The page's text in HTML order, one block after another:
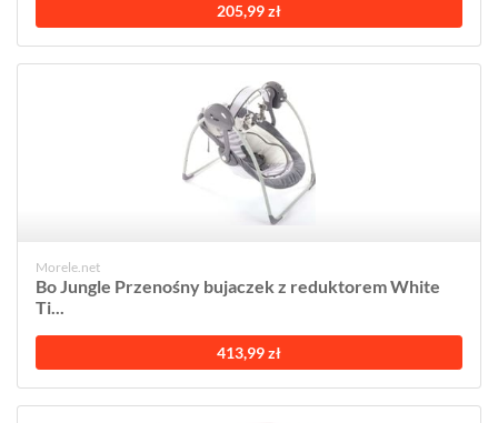
205,99 zł
Morele.net
Bo Jungle Przenośny bujaczek z reduktorem White
Ti...
413,99 zł